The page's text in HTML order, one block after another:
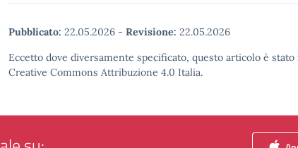
Pubblicato: 22.05.2026 - Revisione: 22.05.2026
Eccetto dove diversamente specificato, questo articolo è
Creative Commons Attribuzione 4.0 Italia.